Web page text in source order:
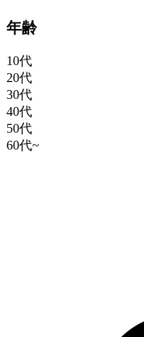
年齢
10代
20代
30代
40代
50代
60代~